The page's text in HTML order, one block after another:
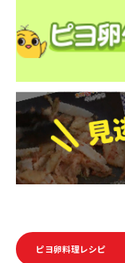
ピヨ卵料理レシピ